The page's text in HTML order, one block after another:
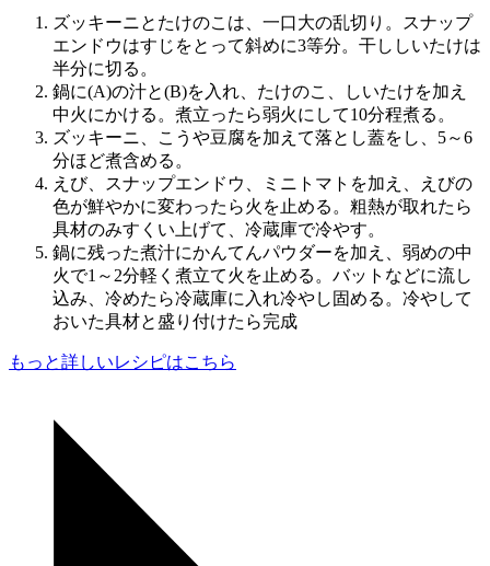
ズッキーニとたけのこは、一口大の乱切り。スナップ
エンドウはすじをとって斜めに3等分。干ししいたけは
半分に切る。
鍋に(A)の汁と(B)を入れ、たけのこ、しいたけを加え
中火にかける。煮立ったら弱火にして10分程煮る。
ズッキーニ、こうや豆腐を加えて落とし蓋をし、5～6
分ほど煮含める。
えび、スナップエンドウ、ミニトマトを加え、えびの
色が鮮やかに変わったら火を止める。粗熱が取れたら
具材のみすくい上げて、冷蔵庫で冷やす。
鍋に残った煮汁にかんてんパウダーを加え、弱めの中
火で1～2分軽く煮立て火を止める。バットなどに流し
込み、冷めたら冷蔵庫に入れ冷やし固める。冷やして
おいた具材と盛り付けたら完成
もっと詳しいレシピはこちら